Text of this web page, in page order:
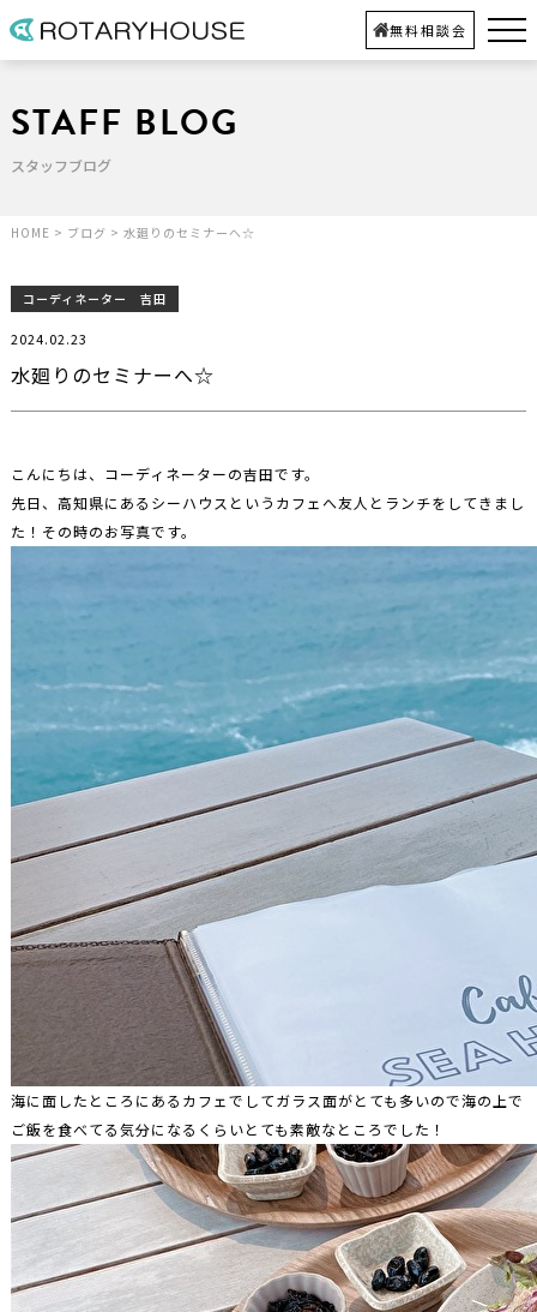
無料相談会
STAFF BLOG
スタッフブログ
HOME > ブログ > 水廻りのセミナーへ☆
コーディネーター 吉田
水廻りのセミナーへ☆
2024.02.23
こんにちは、コーディネーターの吉田です。
先日、高知県にあるシーハウスというカフェへ友人とランチをしてきまし
た！その時のお写真です。
海に面したところにあるカフェでしてガラス面がとても多いので海の上で
ご飯を食べてる気分になるくらいとても素敵なところでした！